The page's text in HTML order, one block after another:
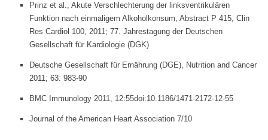
Prinz et al., Akute Verschlechterung der linksventrikulären
Funktion nach einmaligem Alkoholkonsum, Abstract P 415, Clin
Res Cardiol 100, 2011; 77. Jahrestagung der Deutschen
Gesellschaft für Kardiologie (DGK)
Deutsche Gesellschaft für Ernährung (DGE), Nutrition and Cancer
2011; 63: 983-90
BMC Immunology 2011, 12:55doi:10.1186/1471-2172-12-55
Journal of the American Heart Association 7/10
Diagnostik
Laborwerte